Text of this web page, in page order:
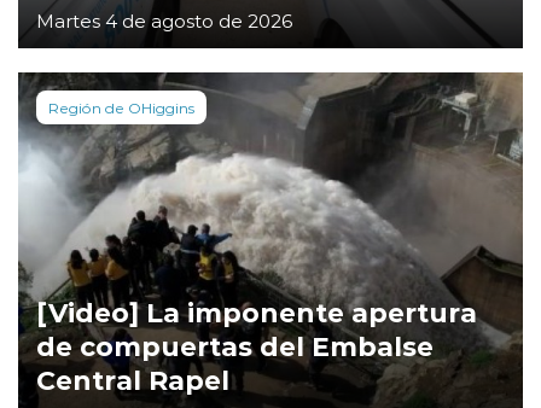
Martes 4 de agosto de 2026
Región de OHiggins
[Video] La imponente apertura
de compuertas del Embalse
Central Rapel